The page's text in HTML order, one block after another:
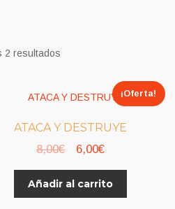
2 resultados
ATACA Y DESTRUYE
¡Oferta!
8,00€
El
precio
original
6,00€El
precio
actual
Añadir al carrito